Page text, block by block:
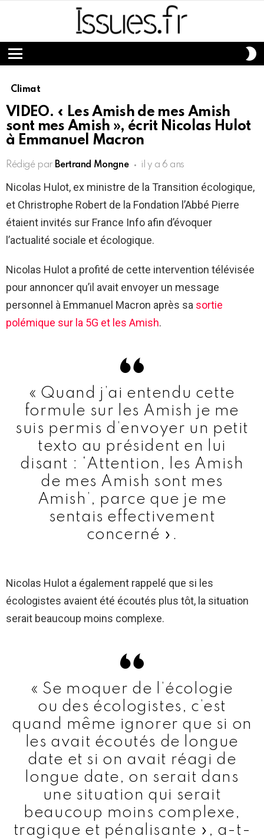
Menu
Climat
VIDEO. « Les Amish de mes Amish
sont mes Amish », écrit Nicolas Hulot
à Emmanuel Macron
Rédigé par Bertrand Mongne il y a 6 ans
Nicolas Hulot, ex ministre de la Transition écologique,
et Christrophe Robert de la Fondation l’Abbé Pierre
étaient invités sur France Info afin d’évoquer
l’actualité sociale et écologique.
Nicolas Hulot a profité de cette intervention télévisée
pour annoncer qu’il avait envoyer un message
personnel à Emmanuel Macron après sa sortie
polémique sur la 5G et les Amish.
« Quand j’ai entendu cette
formule sur les Amish je me
suis permis d’envoyer un petit
texto au président en lui
disant : ‘Attention, les Amish
de mes Amish sont mes
Amish’, parce que je me
sentais effectivement
concerné ».
Nicolas Hulot a également rappelé que si les
écologistes avaient été écoutés plus tôt, la situation
serait beaucoup moins complexe.
« Se moquer de l’écologie
ou des écologistes, c’est
quand même ignorer que si on
les avait écoutés de longue
date et si on avait réagi de
longue date, on serait dans
une situation qui serait
beaucoup moins complexe,
tragique et pénalisante », a-t-